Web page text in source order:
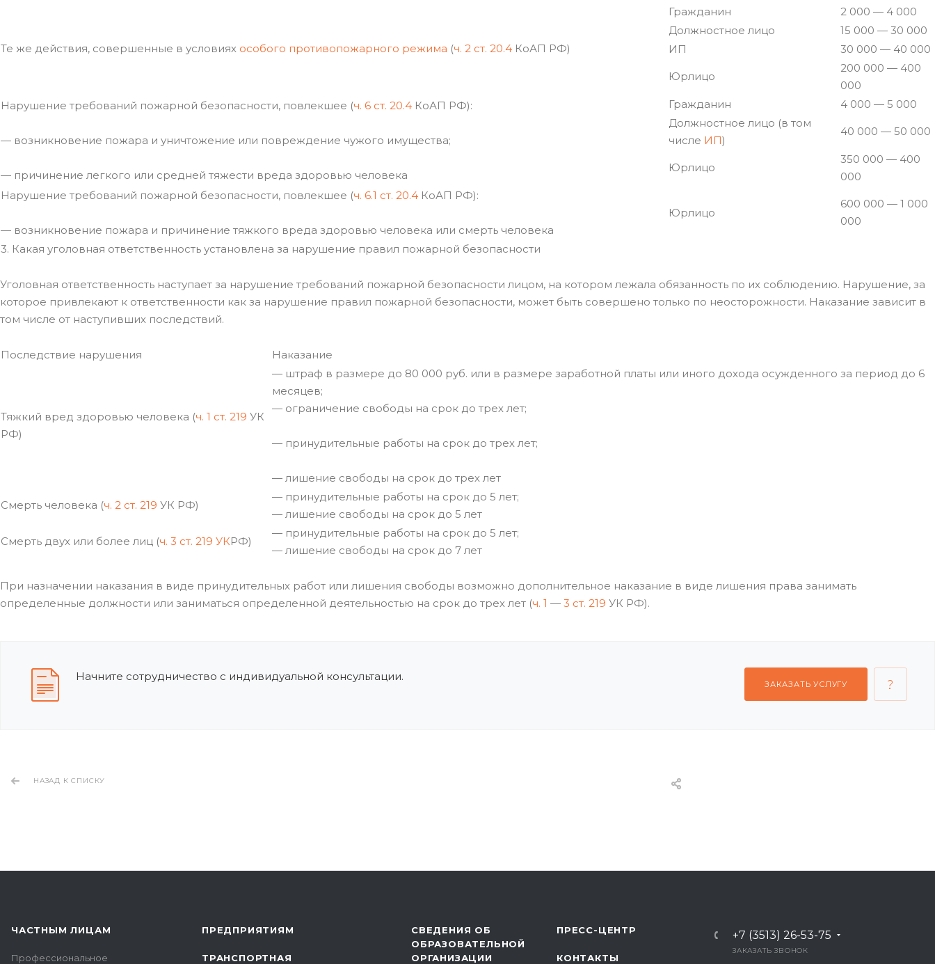
Те же действия, совершенные в условиях особого противопожарного режима (ч. 2 ст. 20.4 КоАП РФ)
Гражданин
2 000 — 4 000
Должностное лицо
15 000 — 30 000
ИП
30 000 — 40 000
Юрлицо
200 000 — 400
000
Нарушение требований пожарной безопасности, повлекшее (ч. 6 ст. 20.4 КоАП РФ):
— возникновение пожара и уничтожение или повреждение чужого имущества;
— причинение легкого или средней тяжести вреда здоровью человека
Гражданин
4 000 — 5 000
Должностное лицо (в том
числе ИП)
40 000 — 50 000
Юрлицо
350 000 — 400
000
Нарушение требований пожарной безопасности, повлекшее (ч. 6.1 ст. 20.4 КоАП РФ):
— возникновение пожара и причинение тяжкого вреда здоровью человека или смерть человека
Юрлицо
600 000 — 1 000
000
3. Какая уголовная ответственность установлена за нарушение правил пожарной безопасности
Уголовная ответственность наступает за нарушение требований пожарной безопасности лицом, на котором лежала обязанность по их соблюдению. Нарушение, за
которое привлекают к ответственности как за нарушение правил пожарной безопасности, может быть совершено только по неосторожности. Наказание зависит в
том числе от наступивших последствий.
Последствие нарушения Наказание
Тяжкий вред здоровью человека (ч. 1 ст. 219 УК
РФ)
— штраф в размере до 80 000 руб. или в размере заработной платы или иного дохода осужденного за период до 6
месяцев;
— ограничение свободы на срок до трех лет;
— принудительные работы на срок до трех лет;
— лишение свободы на срок до трех лет
Смерть человека (ч. 2 ст. 219 УК РФ)
— принудительные работы на срок до 5 лет;
— лишение свободы на срок до 5 лет
Смерть двух или более лиц (ч. 3 ст. 219 УКРФ)
— принудительные работы на срок до 5 лет;
— лишение свободы на срок до 7 лет
При назначении наказания в виде принудительных работ или лишения свободы возможно дополнительное наказание в виде лишения права занимать
определенные должности или заниматься определенной деятельностью на срок до трех лет (ч. 1 — 3 ст. 219 УК РФ).
Начните сотрудничество с индивидуальной консультации.
ЗАКАЗАТЬ УСЛУГУ
НАЗАД К СПИСКУ
ЧАСТНЫМ ЛИЦАМ
Профессиональное
ПРЕДПРИЯТИЯМ
ТРАНСПОРТНАЯ
СВЕДЕНИЯ ОБ
ОБРАЗОВАТЕЛЬНОЙ
ОРГАНИЗАЦИИ
ПРЕСС-ЦЕНТР
КОНТАКТЫ
+7 (3513) 26-53-75
ЗАКАЗАТЬ ЗВОНОК